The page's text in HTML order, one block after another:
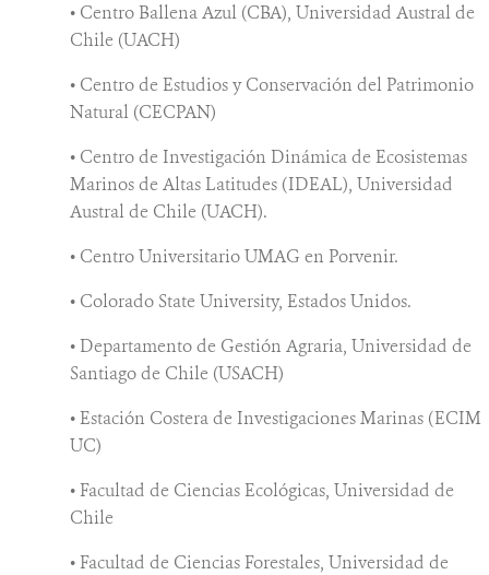
• Centro Ballena Azul (CBA), Universidad Austral de
Chile (UACH)
• Centro de Estudios y Conservación del Patrimonio
Natural (CECPAN)
• Centro de Investigación Dinámica de Ecosistemas
Marinos de Altas Latitudes (IDEAL), Universidad
Austral de Chile (UACH).
• Centro Universitario UMAG en Porvenir.
• Colorado State University, Estados Unidos.
• Departamento de Gestión Agraria, Universidad de
Santiago de Chile (USACH)
• Estación Costera de Investigaciones Marinas (ECIM
UC)
• Facultad de Ciencias Ecológicas, Universidad de
Chile
• Facultad de Ciencias Forestales, Universidad de